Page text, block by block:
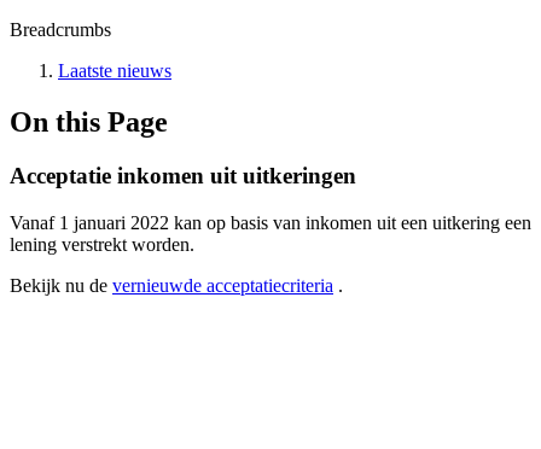
Breadcrumbs
Laatste nieuws
On this Page
Acceptatie inkomen uit uitkeringen
Vanaf 1 januari 2022 kan op basis van inkomen uit een uitkering een
lening verstrekt worden.
Bekijk nu de vernieuwde acceptatiecriteria .